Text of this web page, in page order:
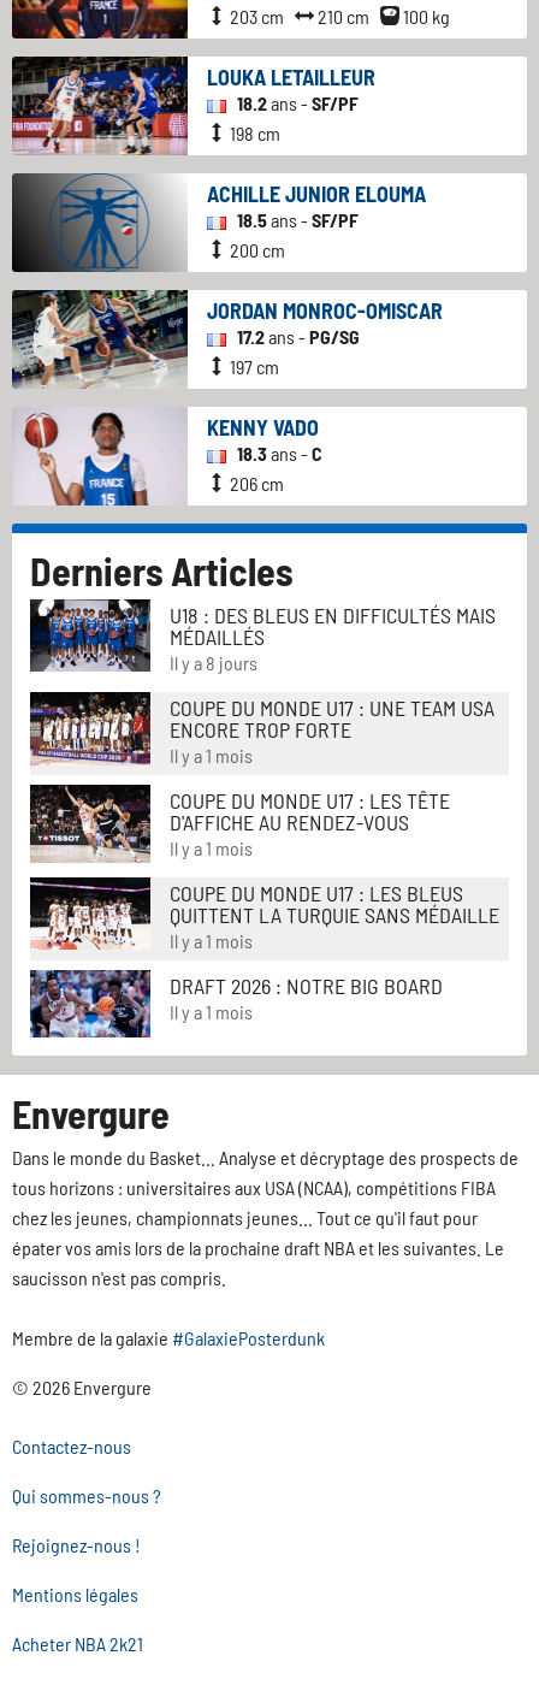
203 cm
210 cm 100 kg
LOUKA LETAILLEUR
18.2ans - SF/PF
198 cm
ACHILLE JUNIOR ELOUMA
18.5ans - SF/PF
200 cm
JORDAN MONROC-OMISCAR
17.2ans - PG/SG
197 cm
KENNY VADO
18.3ans - C
206 cm
Derniers Articles
U18 : DES BLEUS EN DIFFICULTÉS MAIS
MÉDAILLÉS
Il y a 8 jours
COUPE DU MONDE U17 : UNE TEAM USA
ENCORE TROP FORTE
Il y a 1 mois
COUPE DU MONDE U17 : LES TÊTE
D'AFFICHE AU RENDEZ-VOUS
Il y a 1 mois
COUPE DU MONDE U17 : LES BLEUS
QUITTENT LA TURQUIE SANS MÉDAILLE
Il y a 1 mois
DRAFT 2026 : NOTRE BIG BOARD
Il y a 1 mois
Envergure
Dans le monde du Basket... Analyse et décryptage des prospects de
tous horizons : universitaires aux USA (NCAA), compétitions FIBA
chez les jeunes, championnats jeunes... Tout ce qu'il faut pour
épater vos amis lors de la prochaine draft NBA et les suivantes. Le
saucisson n'est pas compris.
Membre de la galaxie #GalaxiePosterdunk
© 2026 Envergure
Contactez-nous
Qui sommes-nous ?
Rejoignez-nous !
Mentions légales
Acheter NBA 2k21